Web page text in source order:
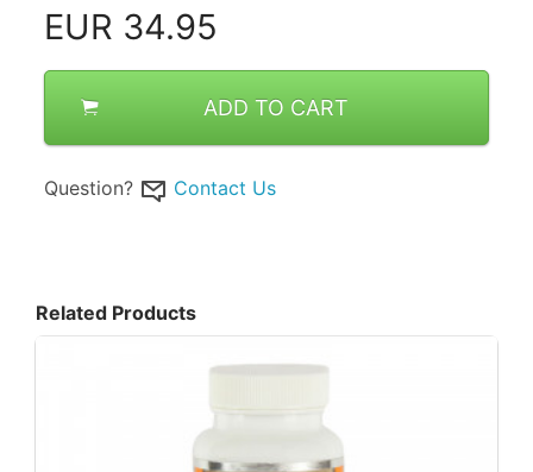
EUR 34.95
ADD TO CART
Question? Contact Us
Related Products